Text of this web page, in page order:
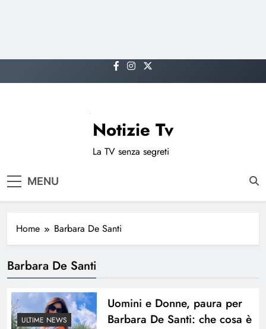
to
Notizie Tv
La TV senza segreti
MENU
Home Barbara De Santi
Barbara De Santi
ULTIME NEWS
Uomini e Donne, paura per
Barbara De Santi: che cosa è